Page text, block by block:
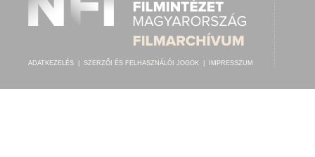
ADATKEZELÉS SZERZŐI ÉS FELHASZNÁLÓI JOGOK IMPRESSZUM